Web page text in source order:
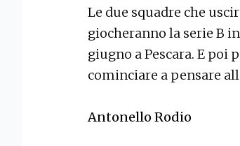
Le due squadre che
giocheranno la serie B
giugno a Pescara. E poi
cominciare a pensare
Antonello Rodio